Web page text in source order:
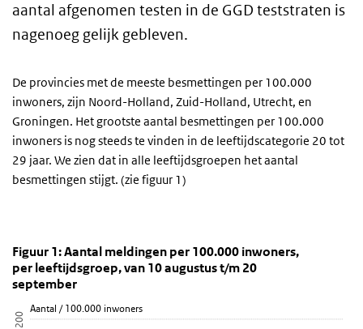
aantal afgenomen testen in de GGD teststraten is
nagenoeg gelijk gebleven.
De provincies met de meeste besmettingen per 100.000
inwoners, zijn Noord-Holland, Zuid-Holland, Utrecht, en
Groningen. Het grootste aantal besmettingen per 100.000
inwoners is nog steeds te vinden in de leeftijdscategorie 20 tot
29 jaar. We zien dat in alle leeftijdsgroepen het aantal
besmettingen stijgt. (zie figuur 1)
Grafiek 22 september
Sla de grafiek 'Figuur 1: Aantal meldingen per 100.000
Figuur 1: Aantal meldingen per 100.000 inwoners,
Staaf grafiek met 6 reeksen.
Bekijk als data tabel.
De grafiek heeft 1 X-as die Week van melding weergeeft.
Aantal / 100.000 inwoners
Figuur 1: Aantal meldingen per 100.000 inwoners,
per leeftijdsgroep, van 10 augustus t/m 20
september
200